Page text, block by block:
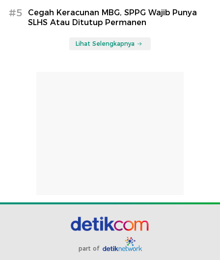
#5
Cegah Keracunan MBG, SPPG Wajib Punya
SLHS Atau Ditutup Permanen
Lihat Selengkapnya
part of